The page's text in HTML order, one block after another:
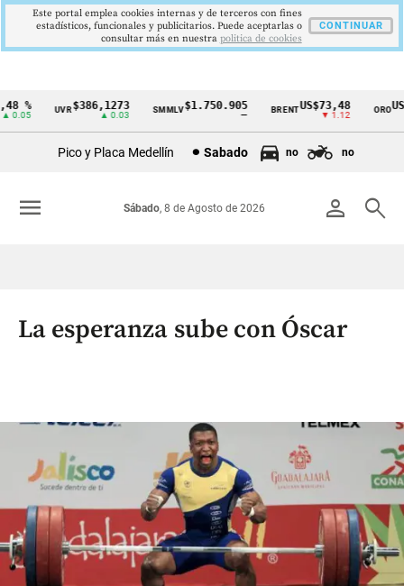
Cintillo
Colombia
% UVR$386,1273
▲ 0.03
SMMLV$1.750.905 BRENTUS$73,48
▼ 1.12
ORO
Pico y Placa Medellín Sabado no no
person search
Sábado, 8 de Agosto de 2026
menu
La esperanza sube con Óscar
Este portal emplea cookies internas y de terceros con fines
estadísticos, funcionales y publicitarios. Puede aceptarlas o
consultar más en nuestra politica de cookies
CONTINUAR